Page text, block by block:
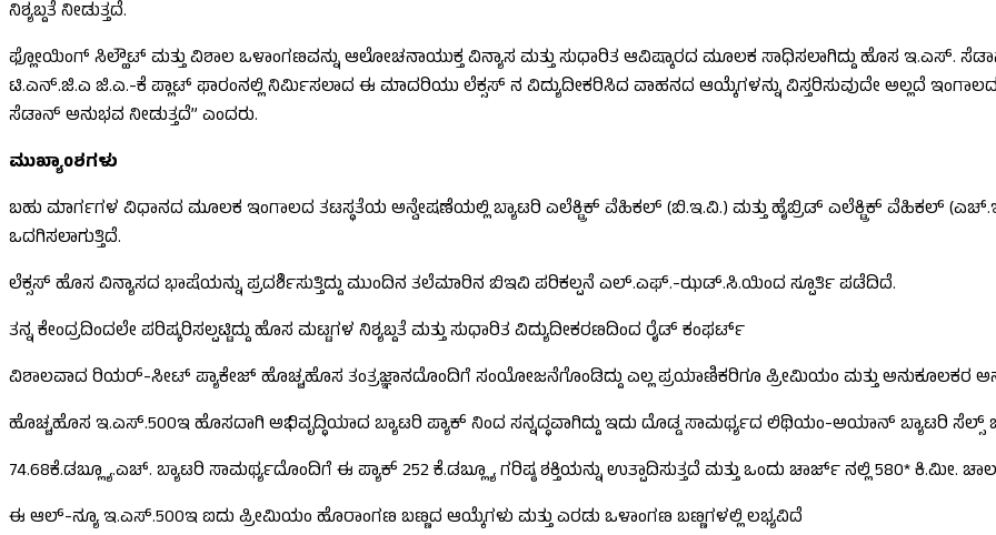
ನಿಶ್ಯಬ್ದತೆ ನೀಡುತ್ತದೆ.
ಫ್ಲೋಯಿಂಗ್ ಸಿಲ್ಹೌಟ್ ಮತ್ತು ವಿಶಾಲ ಒಳಾಂಗಣವನ್ನು ಆಲೋಚನಾಯುಕ್ತ ವಿನ್ಯಾಸ ಮತ್ತು ಸುಧಾರಿತ ಆವಿಷ್ಕಾರದ ಮೂಲಕ ಸಾಧಿಸಲಾಗಿದ್ದು ಹೊಸ ಇ.ಎಸ್. ಸೆಡಾನ್
ಟಿ.ಎನ್.ಜಿ.ಎ ಜಿ.ಎ.-ಕೆ ಪ್ಲಾಟ್ ಫಾರಂನಲ್ಲಿ ನಿರ್ಮಿಸಲಾದ ಈ ಮಾದರಿಯು ಲೆಕ್ಸಸ್ ನ ವಿದ್ಯುದೀಕರಿಸಿದ ವಾಹನದ ಆಯ್ಕೆಗಳನ್ನು ವಿಸ್ತರಿಸುವುದೇ ಅಲ್ಲದೆ
ಸೆಡಾನ್ ಅನುಭವ ನೀಡುತ್ತದೆ” ಎಂದರು.
ಮುಖ್ಯಾಂಶಗಳು
ಬಹು ಮಾರ್ಗಗಳ ವಿಧಾನದ ಮೂಲಕ ಇಂಗಾಲದ ತಟಸ್ಥತೆಯ ಅನ್ವೇಷಣೆಯಲ್ಲಿ ಬ್ಯಾಟರಿ ಎಲೆಕ್ಟ್ರಿಕ್ ವೆಹಿಕಲ್ (ಬಿ.ಇ.ವಿ.) ಮತ್ತು ಹೈಬ್ರಿಡ್ ಎಲೆಕ್ಟ್ರಿಕ್ ವೆಹಿಕಲ್
ಒದಗಿಸಲಾಗುತ್ತಿದೆ.
ಲೆಕ್ಸಸ್ ಹೊಸ ವಿನ್ಯಾಸದ ಭಾಷೆಯನ್ನು ಪ್ರದರ್ಶಿಸುತ್ತಿದ್ದು ಮುಂದಿನ ತಲೆಮಾರಿನ ಬಿಇವಿ ಪರಿಕಲ್ಪನೆ ಎಲ್.ಎಫ್.-ಝಡ್.ಸಿ.ಯಿಂದ ಸ್ಪೂರ್ತಿ ಪಡೆದಿದೆ.
ತನ್ನ ಕೇಂದ್ರದಿಂದಲೇ ಪರಿಷ್ಕರಿಸಲ್ಪಟ್ಟಿದ್ದು ಹೊಸ ಮಟ್ಟಗಳ ನಿಶ್ಯಬ್ದತೆ ಮತ್ತು ಸುಧಾರಿತ ವಿದ್ಯುದೀಕರಣದಿಂದ ರೈಡ್ ಕಂಫರ್ಟ್
ವಿಶಾಲವಾದ ರಿಯರ್-ಸೀಟ್ ಪ್ಯಾಕೇಜ್ ಹೊಚ್ಚಹೊಸ ತಂತ್ರಜ್ಞಾನದೊಂದಿಗೆ ಸಂಯೋಜನೆಗೊಂಡಿದ್ದು ಎಲ್ಲ ಪ್ರಯಾಣಿಕರಿಗೂ ಪ್ರೀಮಿಯಂ ಮತ್ತು ಅನುಕೂಲಕರ
ಹೊಚ್ಚಹೊಸ ಇ.ಎಸ್.500ಇ ಹೊಸದಾಗಿ ಅಭಿವೃದ್ಧಿಯಾದ ಬ್ಯಾಟರಿ ಪ್ಯಾಕ್ ನಿಂದ ಸನ್ನದ್ಧವಾಗಿದ್ದು ಇದು ದೊಡ್ಡ ಸಾಮರ್ಥ್ಯದ ಲಿಥಿಯಂ-ಅಯಾನ್ ಬ್ಯಾಟರಿ ಸೆಲ್ಸ್
74.68ಕೆ.ಡಬ್ಲ್ಯೂ.ಎಚ್. ಬ್ಯಾಟರಿ ಸಾಮರ್ಥ್ಯದೊಂದಿಗೆ ಈ ಪ್ಯಾಕ್ 252 ಕೆ.ಡಬ್ಲ್ಯೂ ಗರಿಷ್ಠ ಶಕ್ತಿಯನ್ನು ಉತ್ಪಾದಿಸುತ್ತದೆ ಮತ್ತು ಒಂದು ಚಾರ್ಜ್ ನಲ್ಲಿ 580* ಕಿ.ಮೀ.
ಈ ಆಲ್-ನ್ಯೂ ಇ.ಎಸ್.500ಇ ಐದು ಪ್ರೀಮಿಯಂ ಹೊರಾಂಗಣ ಬಣ್ಣದ ಆಯ್ಕೆಗಳು ಮತ್ತು ಎರಡು ಒಳಾಂಗಣ ಬಣ್ಣಗಳಲ್ಲಿ ಲಭ್ಯವಿದೆ